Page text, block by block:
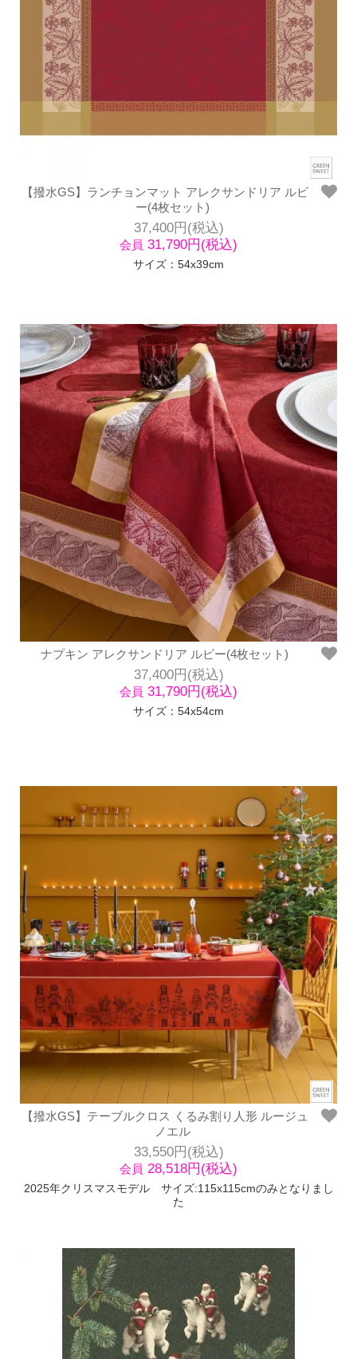
【撥水GS】ランチョンマット アレクサンドリア ルビ
ー(4枚セット)
37,400円(税込)
会員 31,790円(税込)
サイズ：54x39cm
ナプキン アレクサンドリア ルビー(4枚セット)
37,400円(税込)
会員 31,790円(税込)
サイズ：54x54cm
【撥水GS】テーブルクロス くるみ割り人形 ルージュ
ノエル
33,550円(税込)
会員 28,518円(税込)
2025年クリスマスモデル サイズ:115x115cmのみとなりまし
た